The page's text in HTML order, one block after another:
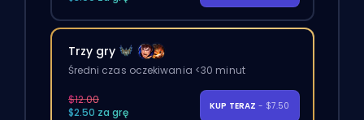
Trzy gry
Średni czas oczekiwania <30 minut
$12.00
$2.50 za grę
KUP TERAZ - $7.50